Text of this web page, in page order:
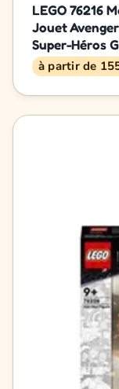
LEGO 76216
Jouet
Super-Héros
à partir de